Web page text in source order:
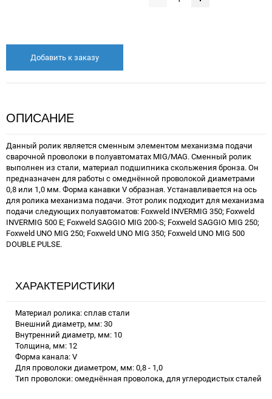
Добавить к заказу
ОПИСАНИЕ
Данный ролик является сменным элементом механизма подачи
сварочной проволоки в полуавтоматах MIG/MAG. Сменный ролик
выполнен из стали, материал подшипника скольжения бронза. Он
предназначен для работы с омеднённой проволокой диаметрами
0,8 или 1,0 мм. Форма канавки V образная. Устанавливается на ось
для ролика механизма подачи. Этот ролик подходит для механизма
подачи следующих полуавтоматов: Foxweld INVERMIG 350; Foxweld
INVERMIG 500 E; Foxweld SAGGIO MIG 200-S; Foxweld SAGGIO MIG 250;
Foxweld UNO MIG 250; Foxweld UNO MIG 350; Foxweld UNO MIG 500
DOUBLE PULSE.
ХАРАКТЕРИСТИКИ
Материал ролика: сплав стали
Внешний диаметр, мм: 30
Внутренний диаметр, мм: 10
Толщина, мм: 12
Форма канала: V
Для проволоки диаметром, мм: 0,8 - 1,0
Тип проволоки: омеднённая проволока, для углеродистых сталей